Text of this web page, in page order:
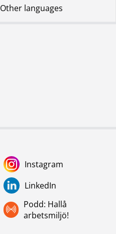
Other languages
Instagram
LinkedIn
Podd: Hallå
arbetsmiljö!